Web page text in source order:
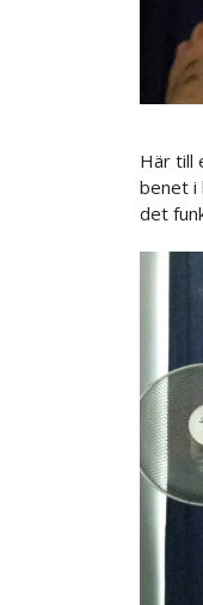
Här till
benet i
det